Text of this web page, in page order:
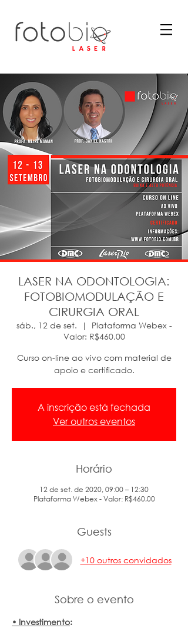
LASER NA ODONTOLOGIA:
FOTOBIOMODULAÇÃO E
CIRURGIA ORAL
sáb., 12 de set.
  |
Plataforma Webex -
Valor: R$460,00
Curso on-line ao vivo com material de
apoio e certificado.
A inscrição está fechada
Ver outros eventos
Horário
12 de set. de 2020, 09:00 – 12:30
Plataforma Webex - Valor: R$460,00
Guests
+10 outros convidados
Sobre o evento
• Investimento: